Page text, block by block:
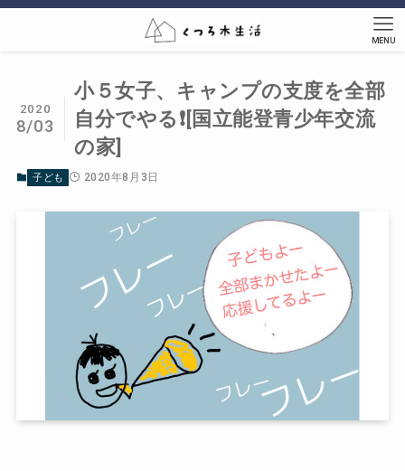
MENU
小５女子、キャンプの支度を全部
自分でやる❗️[国立能登青少年交流
の家]
2020
8/03
子ども 2020年8月3日